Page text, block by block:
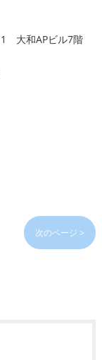
大和APビル7階
次のページ >